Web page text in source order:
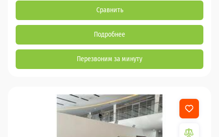
Сравнить
Подробнее
Перезвоним за минуту